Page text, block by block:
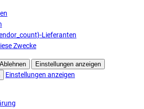
Lieferanten
Zwecke
Ablehnen
Einstellungen anzeigen
Einstellungen anzeigen